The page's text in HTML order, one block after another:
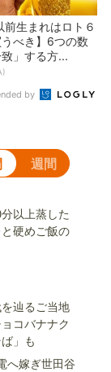
前生まれはロト６
べき】6つの数
」する方...
by
週間
以上蒸した
硬めご飯の
辿るご当地
コバナナク
」も
へ嫁ぎ世田谷